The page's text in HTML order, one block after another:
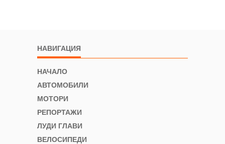
НАВИГАЦИЯ
НАЧАЛО
АВТОМОБИЛИ
МОТОРИ
РЕПОРТАЖИ
ЛУДИ ГЛАВИ
ВЕЛОСИПЕДИ